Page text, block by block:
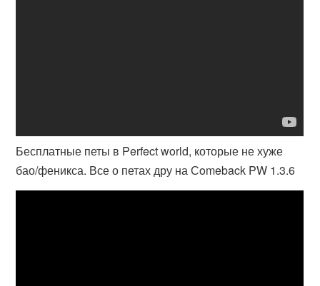
Бесплатные петы в Perfect world, которые не хуже
бао/феникса. Все о петах дру на Сomeback PW 1.3.6